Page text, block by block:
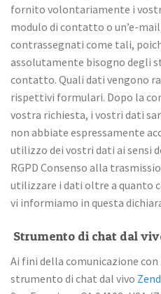
fornito volontariamente i
modulo di contatto o un’e-
contrassegnati come tali,
assolutamente bisogno degli
contatto. Quali dati vengono
rispettivi formulari. Dopo la
vostra richiesta, i vostri dati
non abbiate espressamente
utilizzo dei vostri dati ai sensi
RGPD Consenso alla
utilizzare i dati oltre a quanto
vi informiamo in questa
Strumento di chat dal
Ai fini della comunicazione
strumento di chat dal vivo